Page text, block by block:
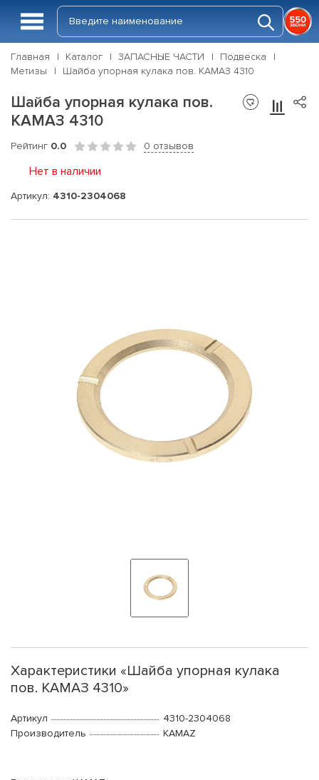
Главная Каталог ЗАПАСНЫЕ ЧАСТИ
Подвеска
Метизы
Шайба упорная кулака пов. КАМАЗ 4310
Шайба упорная кулака пов.
КАМАЗ 4310
Рейтинг 0.0 0 отзывов
Нет в наличии
Артикул: 4310-2304068
Характеристики «Шайба упорная кулака
пов. КАМАЗ 4310»
Артикул
4310-2304068
Производитель
KAMAZ